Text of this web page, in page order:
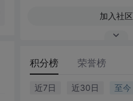
加入社区
积分榜 荣誉榜
近7日 近30日 至今